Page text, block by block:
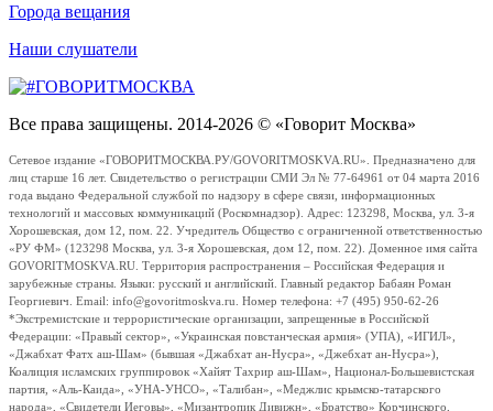
Города вещания
Наши слушатели
Все права защищены. 2014-2026 © «Говорит Москва»
Сетевое издание «ГОВОРИТМОСКВА.РУ/GOVORITMOSKVA.RU». Предназначено для
лиц старше 16 лет. Свидетельство о регистрации СМИ Эл № 77-64961 от 04 марта 2016
года выдано Федеральной службой по надзору в сфере связи, информационных
технологий и массовых коммуникаций (Роскомнадзор). Адрес: 123298, Москва, ул. 3-я
Хорошевская, дом 12, пом. 22. Учредитель Общество с ограниченной ответственностью
«РУ ФМ» (123298 Москва, ул. 3-я Хорошевская, дом 12, пом. 22). Доменное имя сайта
GOVORITMOSKVA.RU. Территория распространения – Российская Федерация и
зарубежные страны. Языки: русский и английский. Главный редактор Бабаян Роман
Георгиевич. Email: info@govoritmoskva.ru. Номер телефона: +7 (495) 950-62-26
*Экстремистские и террористические организации, запрещенные в Российской
Федерации: «Правый сектор», «Украинская повстанческая армия» (УПА), «ИГИЛ»,
«Джабхат Фатх аш-Шам» (бывшая «Джабхат ан-Нусра», «Джебхат ан-Нусра»),
Коалиция исламских группировок «Хайят Тахрир аш-Шам», Национал-Большевистская
партия, «Аль-Каида», «УНА-УНСО», «Талибан», «Меджлис крымско-татарского
народа», «Свидетели Иеговы», «Мизантропик Дивижн», «Братство» Корчинского,